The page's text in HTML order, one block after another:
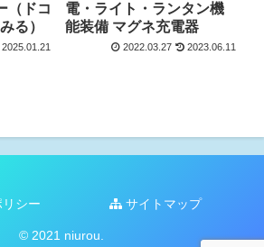
電・ライト・ランタン機
能装備 マグネ充電器
2022.03.27 2023.06.11
（ドコ
る）
2025.01.21
シー サイトマップ
© 2021 niurou.